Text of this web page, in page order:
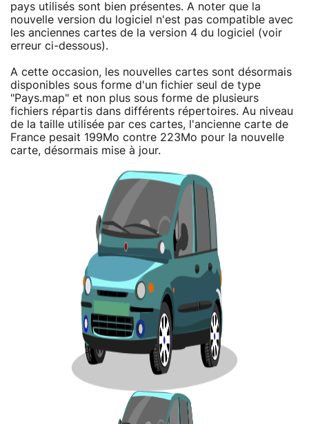
pays utilisés sont bien présentes. A noter que la
nouvelle version du logiciel n'est pas compatible avec
les anciennes cartes de la version 4 du logiciel (voir
erreur ci-dessous).
A cette occasion, les nouvelles cartes sont désormais
disponibles sous forme d'un fichier seul de type
"Pays.map" et non plus sous forme de plusieurs
fichiers répartis dans différents répertoires. Au niveau
de la taille utilisée par ces cartes, l'ancienne carte de
France pesait 199Mo contre 223Mo pour la nouvelle
carte, désormais mise à jour.